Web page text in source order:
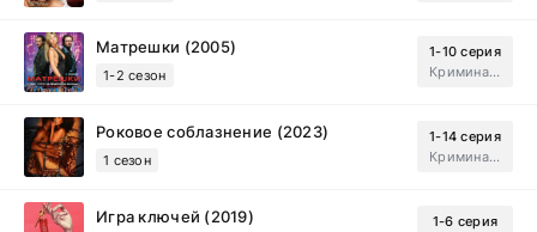
Матрешки (2005)
1-2 сезон
1-10 серия
Криминал, Драма
Роковое соблазнение (2023)
1 сезон
1-14 серия
Криминал, Мистический, Триллер, Драма
Игра ключей (2019)
1-6 серия